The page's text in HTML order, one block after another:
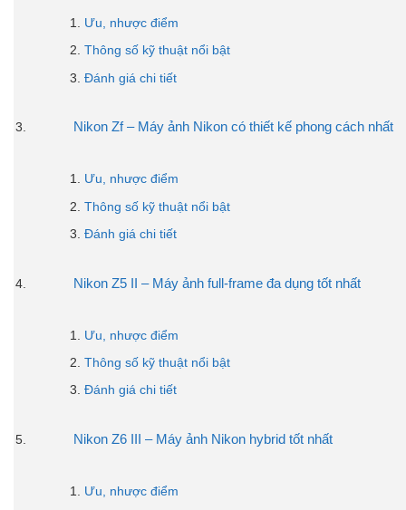
Ưu, nhược điểm
Thông số kỹ thuật nổi bật
Đánh giá chi tiết
Nikon Zf – Máy ảnh Nikon có thiết kế phong cách nhất
Ưu, nhược điểm
Thông số kỹ thuật nổi bật
Đánh giá chi tiết
Nikon Z5 II – Máy ảnh full-frame đa dụng tốt nhất
Ưu, nhược điểm
Thông số kỹ thuật nổi bật
Đánh giá chi tiết
Nikon Z6 III – Máy ảnh Nikon hybrid tốt nhất
Ưu, nhược điểm